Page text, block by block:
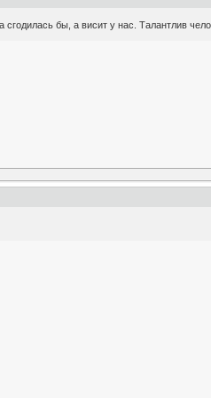
бы, а висит у нас. Талантлив